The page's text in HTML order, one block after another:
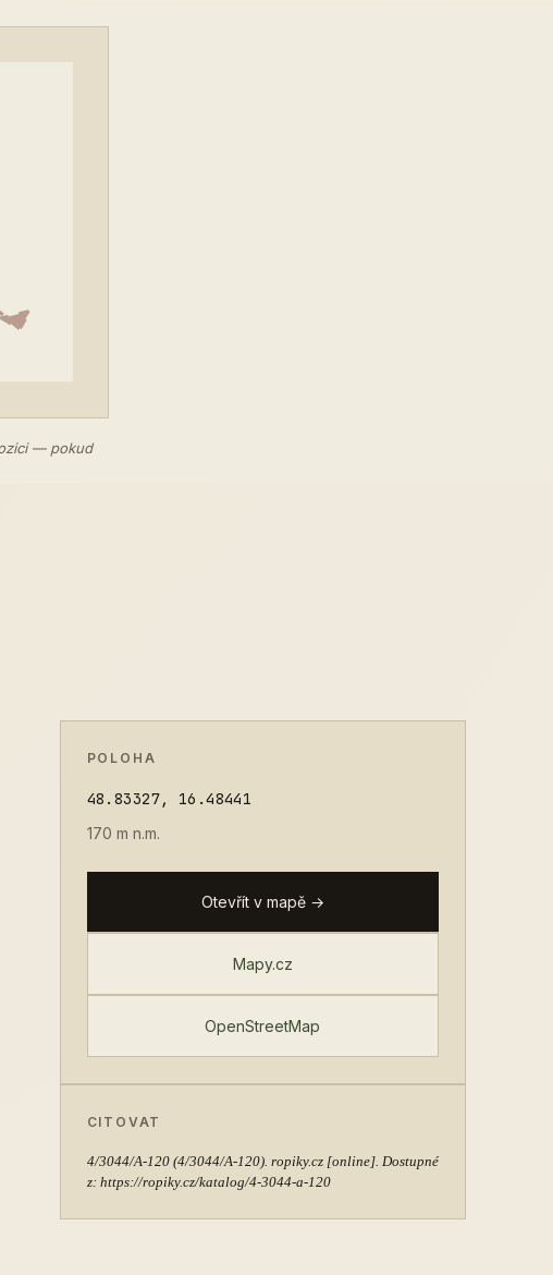
— pokud
POLOHA
48.83327, 16.48441
170 m n.m.
Otevřít v mapě →
Mapy.cz
OpenStreetMap
CITOVAT
4/3044/A-120(4/3044/A-120). ropiky.cz [online]. Dostupné
z: https://ropiky.cz/katalog/4-3044-a-120